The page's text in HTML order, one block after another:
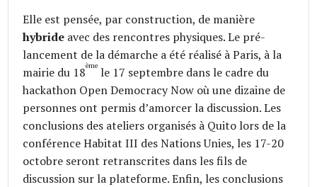
Elle est pensée, par construction, de manière
hybride avec des rencontres physiques. Le pré-
lancement de la démarche a été réalisé à Paris, à la
mairie du 18ème le 17 septembre dans le cadre du
hackathon Open Democracy Now où une dizaine de
personnes ont permis d’amorcer la discussion. Les
conclusions des ateliers organisés à Quito lors de la
conférence Habitat III des Nations Unies, les 17-20
octobre seront retranscrites dans les fils de
discussion sur la plateforme. Enfin, les conclusions